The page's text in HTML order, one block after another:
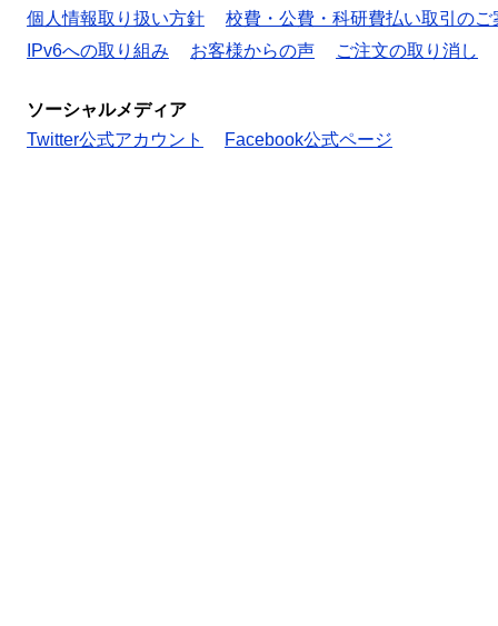
個人情報取り扱い方針
校費・公費・科研費払い取引のご
IPv6への取り組み
お客様からの声 ご注文の取り消し
ソーシャルメディア
Twitter公式アカウント
Facebook公式ページ